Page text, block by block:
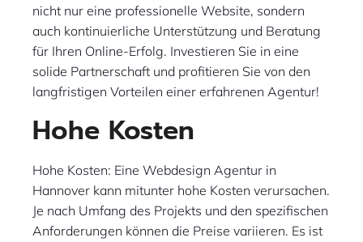
nicht nur eine professionelle Website, sondern
auch kontinuierliche Unterstützung und Beratung
für Ihren Online-Erfolg. Investieren Sie in eine
solide Partnerschaft und profitieren Sie von den
langfristigen Vorteilen einer erfahrenen Agentur!
Hohe Kosten
Hohe Kosten: Eine Webdesign Agentur in
Hannover kann mitunter hohe Kosten verursachen.
Je nach Umfang des Projekts und den spezifischen
Anforderungen können die Preise variieren. Es ist